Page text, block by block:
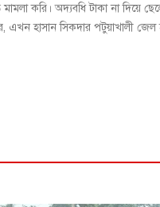
করি। অদ্যবধি টাকা না দিয়ে
এখন হাসান সিকদার পটুয়াখালী